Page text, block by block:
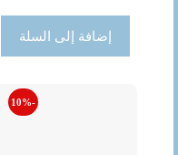
إضافة إلى السلة
-10%